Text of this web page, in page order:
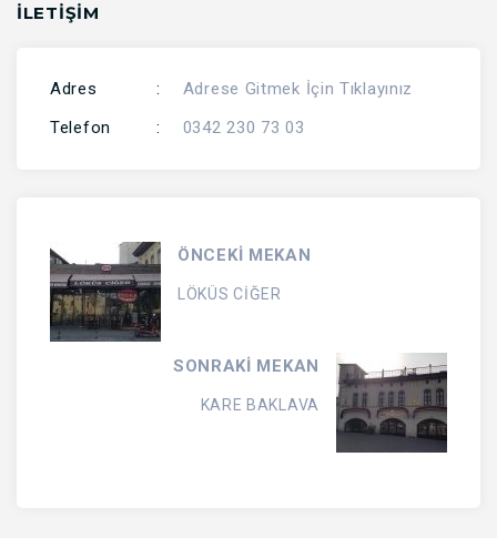
İLETİŞİM
Adres :
Adrese Gitmek İçin Tıklayınız
Telefon
: 0342 230 73 03
ÖNCEKİ MEKAN
LÖKÜS CİĞER
SONRAKİ MEKAN
KARE BAKLAVA